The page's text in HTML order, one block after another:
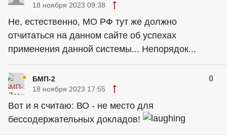
18 ноября 2023 09:38
Не, естественно, МО РФ тут же должно
отчитаться на данном сайте об успехах
применения данной системы... Непорядок...
БМП-2 0
18 ноября 2023 17:55
Вот и я считаю: ВО - не место для
бессодержательных докладов!